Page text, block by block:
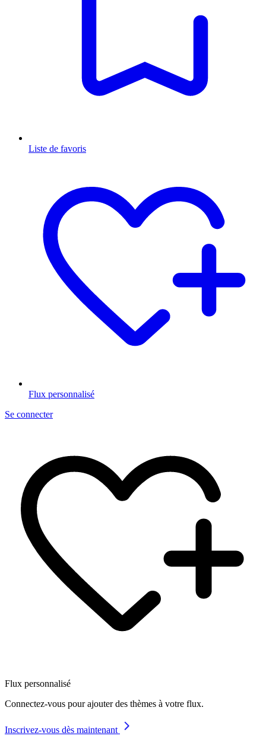
Liste de favoris
Flux personnalisé
Se connecter
Flux personnalisé
Connectez-vous pour ajouter des thèmes à votre flux.
Inscrivez-vous dès maintenant